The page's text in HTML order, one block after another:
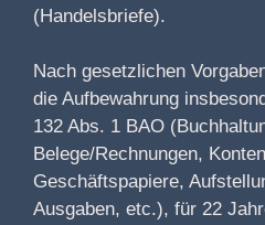
(Handelsbriefe).
Nach gesetzlichen
die Aufbewahrung
132 Abs. 1 BAO
Belege/Rechnungen,
Geschäftspapiere,
Ausgaben, etc.), für 22